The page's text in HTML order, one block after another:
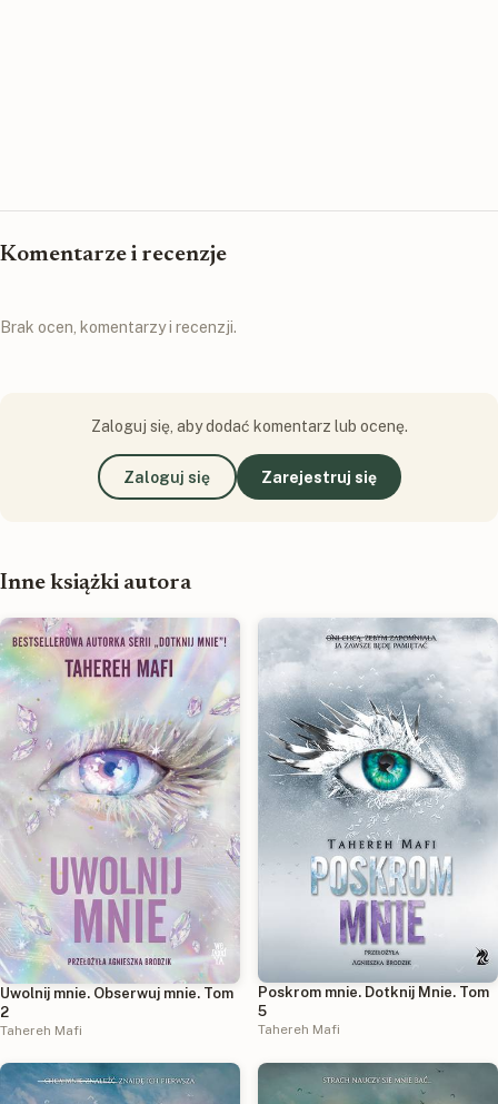
Komentarze i recenzje
Brak ocen, komentarzy i recenzji.
Zaloguj się, aby dodać komentarz lub ocenę.
Zaloguj się Zarejestruj się
Inne książki autora
Uwolnij mnie. Obserwuj mnie. Tom
2
Tahereh Mafi
Poskrom mnie. Dotknij Mnie. Tom
5
Tahereh Mafi